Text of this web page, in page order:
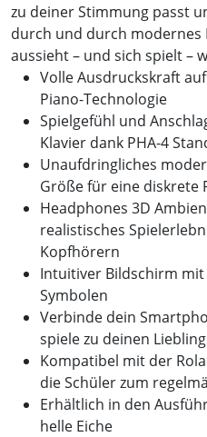
zu deiner Stimmung passt
durch und durch modernes
aussieht – und sich spielt –
Volle Ausdruckskraft
Piano-Technologie
Spielgefühl und
Klavier dank PHA-4
Unaufdringliches
Größe für eine diskrete
Headphones 3D
realistisches
Kopfhörern
Intuitiver Bildschirm
Symbolen
Verbinde dein
spiele zu deinen
Kompatibel mit der
die Schüler zum
Erhältlich in den
helle Eiche